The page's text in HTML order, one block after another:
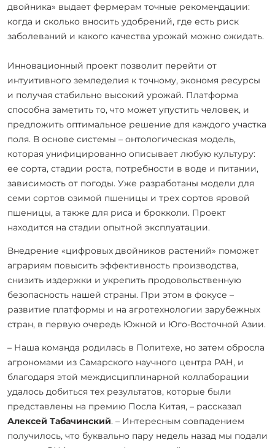
двойника» выдает фермерам точные рекомендации:
когда и сколько вносить удобрений, где есть риск
заболеваний и какого качества урожай можно ожидать.
Инновационный проект позволит перейти от
интуитивного земледелия к точному, экономя ресурсы
и получая стабильно высокий урожай. Платформа
способна заметить то, что может упустить человек, и
предложить оптимальное решение для каждого участка
поля. В основе системы – онтологическая модель,
которая унифицированно описывает любую культуру:
ее сорта, стадии роста, потребности в воде и питании,
зависимость от погоды. Уже разработаны модели для
семи сортов озимой пшеницы и трех сортов яровой
пшеницы, а также для риса и брокколи. Проект
находится на стадии опытной эксплуатации.
Внедрение «цифровых двойников растений» поможет
аграриям повысить эффективность производства,
снизить издержки и укрепить продовольственную
безопасность нашей страны. При этом в фокусе –
развитие платформы и на агротехнологии зарубежных
стран, в первую очередь Южной и Юго-Восточной Азии.
– Наша команда родилась в Политехе, но затем обросла
агрономами из Самарского научного центра РАН, и
благодаря этой междисциплинарной коллаборации
удалось добиться тех результатов, которые были
представлены на премию Посла Китая, – рассказал
Алексей Табачинский. – Интересным совпадением
получилось, что буквально пару недель назад мы подали